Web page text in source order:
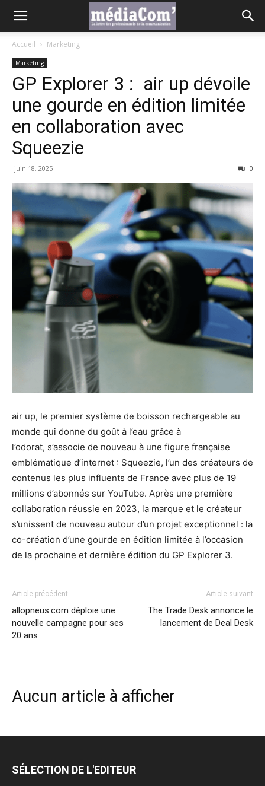
Accueil Marketing
Marketing
GP Explorer 3 : air up dévoile
une gourde en édition limitée
en collaboration avec
Squeezie
juin 18, 2025 0
air up, le premier système de boisson rechargeable au
monde qui donne du goût à l’eau grâce à
l’odorat, s’associe de nouveau à une figure française
emblématique d’internet : Squeezie, l’un des créateurs de
contenus les plus influents de France avec plus de 19
millions d’abonnés sur YouTube. Après une première
collaboration réussie en 2023, la marque et le créateur
s’unissent de nouveau autour d’un projet exceptionnel : la
co-création d’une gourde en édition limitée à l’occasion
de la prochaine et dernière édition du GP Explorer 3.
Article précédent
allopneus.com déploie une
nouvelle campagne pour ses
20 ans
Article suivant
The Trade Desk annonce le
lancement de Deal Desk
Aucun article à afficher
SÉLECTION DE L'EDITEUR